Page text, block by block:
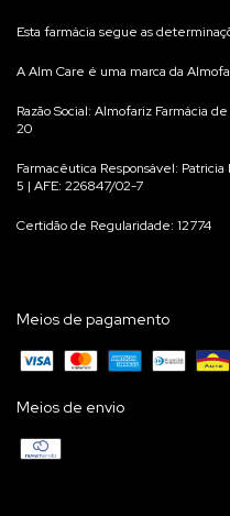
Esta farmácia segue as
A Alm Care é uma marca da
Por isso, cada suplemento é
Não trabalhamos com produtos
Anvisa e após avaliação
Razão Social: Almofariz Farmácia
20
Farmacêutica Responsável:
5 | AFE: 226847/02-7
Certidão de Regularidade: 12774
Meios de pagamento
Meios de envio